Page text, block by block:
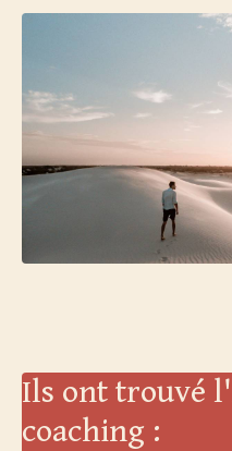
Ils ont trouvé
coaching :